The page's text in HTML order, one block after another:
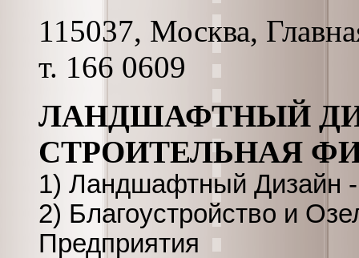
115037, Москва,
т. 166 0609
ЛАНДШАФТНЫЙ
СТРОИТЕЛЬНАЯ
1) Ландшафтный Дизайн -
2) Благоустройство и
Предприятия